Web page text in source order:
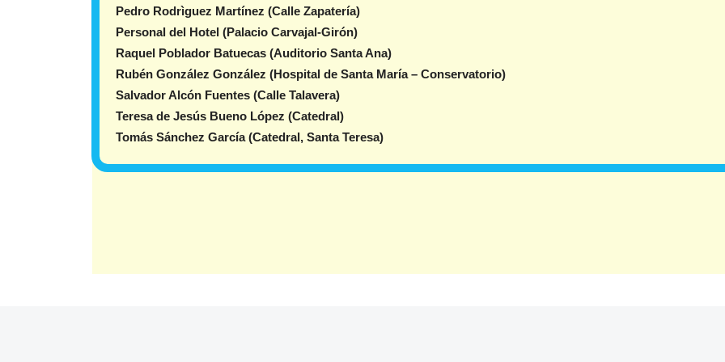
Pedro Rodrìguez Martínez (Calle Zapatería)
Personal del Hotel (Palacio Carvajal-Girón)
Raquel Poblador Batuecas (Auditorio Santa Ana)
Rubén González González (Hospital de Santa María – Conservatorio)
Salvador Alcón Fuentes (Calle Talavera)
Teresa de Jesús Bueno López (Catedral)
Tomás Sánchez García (Catedral, Santa Teresa)